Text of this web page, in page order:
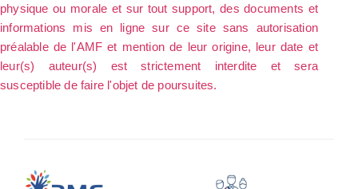
physique ou morale et sur tout support, des documents et
informations mis en ligne sur ce site sans autorisation
préalable de l'AMF et mention de leur origine, leur date et
leur(s) auteur(s) est strictement interdite et sera
susceptible de faire l'objet de poursuites.